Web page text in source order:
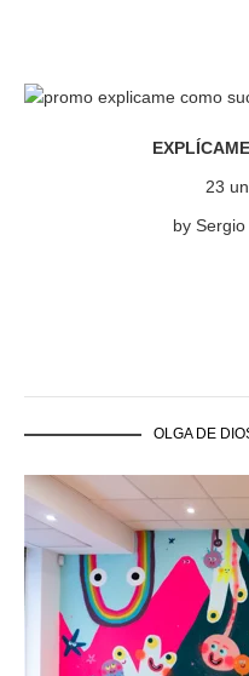
23
by
OLGA DE